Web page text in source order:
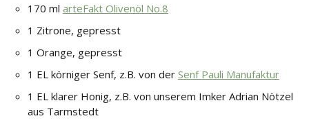
170 ml arteFakt Olivenöl No.8
1 Zitrone, gepresst
1 Orange, gepresst
1 EL körniger Senf, z.B. von der Senf Pauli Manufaktur
1 EL klarer Honig, z.B. von unserem Imker Adrian Nötzel
aus Tarmstedt